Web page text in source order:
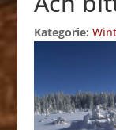
Kategorie: